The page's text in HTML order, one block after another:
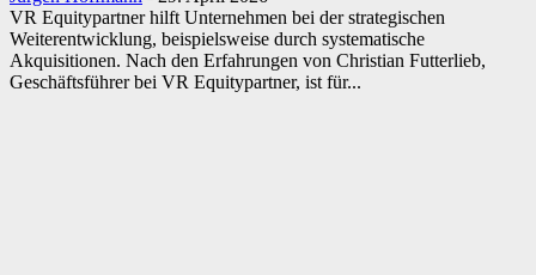
VR Equitypartner hilft Unternehmen bei der strategischen
Weiterentwicklung, beispielsweise durch systematische
Akquisitionen. Nach den Erfahrungen von Christian Futterlieb,
Geschäftsführer bei VR Equitypartner, ist für...